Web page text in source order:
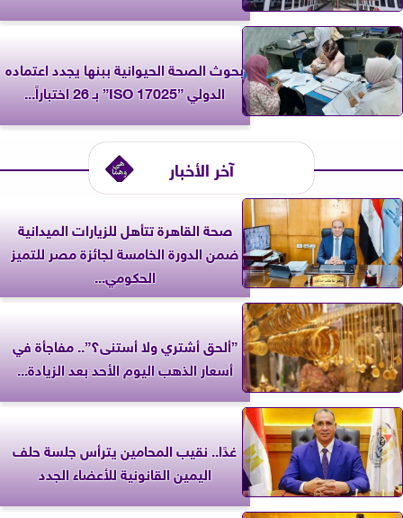
بحوث الصحة الحيوانية ببنها يجدد اعتماده
الدولي ”ISO 17025” بـ 26 اختباراً...
آخر الأخبار
صحة القاهرة تتأهل للزيارات الميدانية
ضمن الدورة الخامسة لجائزة مصر للتميز
الحكومي...
”ألحق أشتري ولا أستنى؟”.. مفاجأة في
أسعار الذهب اليوم الأحد بعد الزيادة...
غدًا.. نقيب المحامين يترأس جلسة حلف
اليمين القانونية للأعضاء الجدد